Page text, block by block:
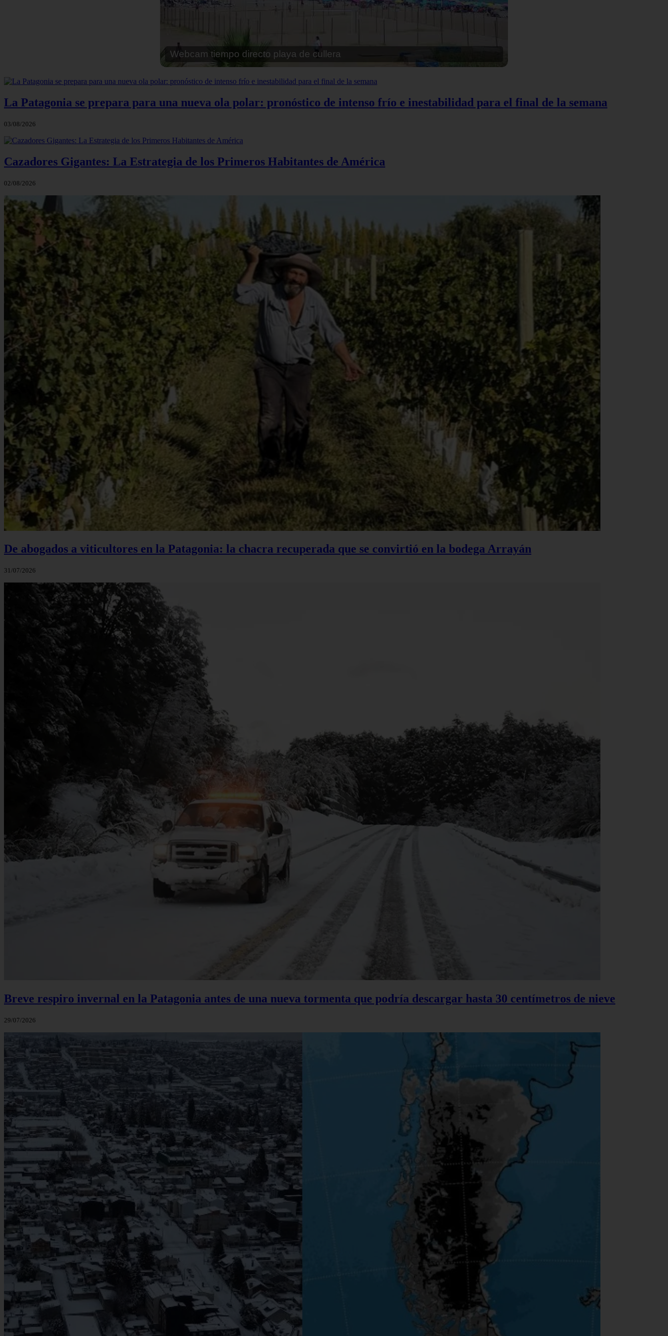
Webcam calpe playa fossa
La Patagonia se prepara para una nueva ola polar: pronóstico de intenso frío e inestabilidad para el final de la semana
03/08/2026
Cazadores Gigantes: La Estrategia de los Primeros Habitantes de América
02/08/2026
De abogados a viticultores en la Patagonia: la chacra recuperada que se convirtió en la bodega Arrayán
31/07/2026
Breve respiro invernal en la Patagonia antes de una nueva tormenta que podría descargar hasta 30 centímetros de nieve
29/07/2026